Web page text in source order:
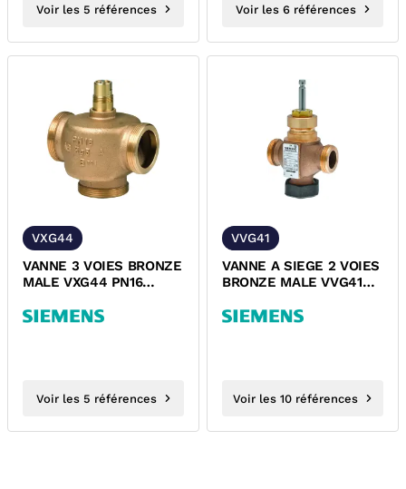
Voir les 5 références Voir les 6 références
VXG44
VANNE 3 VOIES BRONZE
MALE VXG44 PN16
Voir les 5 références
VVG41
VANNE A SIEGE 2 VOIES
BRONZE MALE VVG41
Voir les 10 références